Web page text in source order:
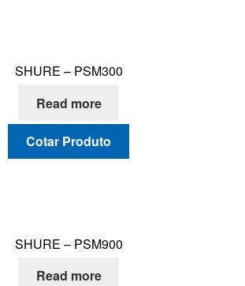
SHURE – PSM300
Read more
Cotar Produto
SHURE – PSM900
Read more